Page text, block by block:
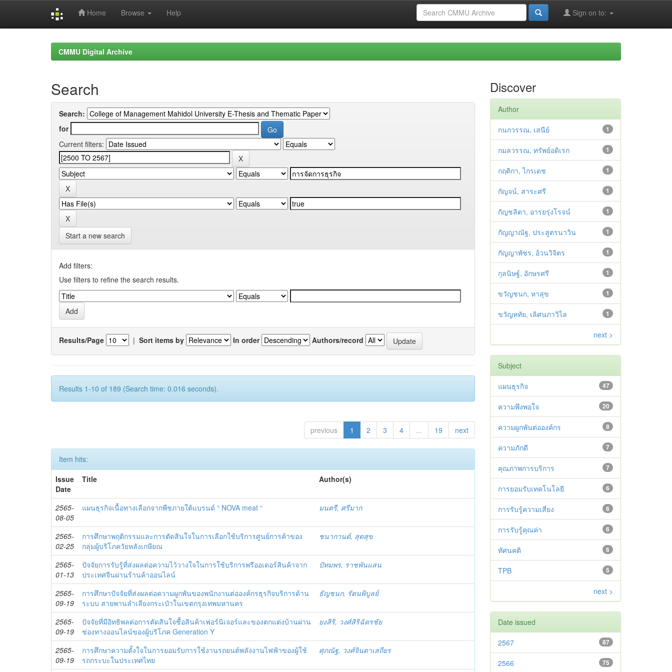
Home Browse Help Sign on to:
CMMU Digital Archive
Search
Search:
for
Current filters:
Start a new search
Add filters:
Use filters to refine the search results.
Results/Page | Sort items by In order Authors/record
Results 1-10 of 189 (Search time: 0.016 seconds).
previous 1 2 3 4 ... 19 next
Item hits:
Issue
Date
Title Author(s)
2565-
08-05
แผนธุรกิจเนื้อทางเลือกจากพืชภายใต้แบรนด์ “ NOVA meat “ มนตรี, ศรีมาก
2565-
02-25
การศึกษาพฤติกรรมและการตัดสินใจในการเลือกใช้บริการศูนย์การค้าของ
กลุ่มผู้บริโภควัยหลังเกษียณ
ชนากานต์, สุดสุข
2565-
01-13
ปัจจัยการรับรู้ที่ส่งผลต่อความไว้วางใจในการใช้บริการพรีออเดอร์สินค้าจาก
ประเทศจีนผ่านร้านค้าออนไลน์
ปัทมพร, ราชพันแสน
2565-
09-19
การศึกษาปัจจัยที่ส่งผลต่อความผูกพันของพนักงานต่อองค์กรธุรกิจบริการด้าน
ระบบ สายพานลำเลียงกระเป๋าในเขตกรุงเทพมหานคร
ธัญชนก, รัตนพิบูลย์
2565-
09-19
ปัจจัยที่มีอิทธิพลต่อการตัดสินใจซื้อสินค้าเฟอร์นิเจอร์และของตกแต่งบ้านผ่าน
ช่องทางออนไลน์ของผู้บริโภค Generation Y
ยงสิริ, วงศ์สิริฉัตรชัย
2565-
09-19
การศึกษาความตั้งใจในการยอมรับการใช้งานรถยนต์พลังงานไฟฟ้าของผู้ใช้
รถกระบะในประเทศไทย
ศุภณัฐ, วงศ์จินดาเสถียร
Discover
Author
1
กนกวรรณ, เสนีย์
1
กมลวรรณ, ทรัพย์อดิเรก
1
กฤติกา, ไกรเดช
1
กัญจน์, สาระศรี
1
กัญชลิตา, อารยรุ่งโรจน์
1
กัญญาณัฐ, ประสูตรนาวิน
1
กัญญาพัชร, อ้วนวิจิตร
1
กุลนิษฐ์, อักษรศรี
1
ขวัญชนก, หาสุข
1
ขวัญหทัย, เลิศนภาวิไล
next >
Subject
47
แผนธุรกิจ
20
ความพึงพอใจ
8
ความผูกพันต่อองค์กร
7
ความภักดี
7
คุณภาพการบริการ
6
การยอมรับเทคโนโลยี
6
การรับรู้ความเสี่ยง
6
การรับรู้คุณค่า
6
ทัศนคติ
5
TPB
next >
Date issued
87
2567
75
2566